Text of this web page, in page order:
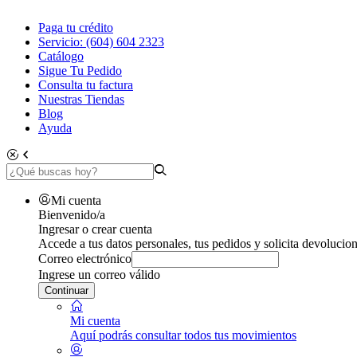
Paga tu crédito
Servicio: (604) 604 2323
Catálogo
Sigue Tu Pedido
Consulta tu factura
Nuestras Tiendas
Blog
Ayuda
Mi cuenta
Bienvenido/a
Ingresar o crear cuenta
Accede a tus datos personales, tus pedidos y solicita
Correo electrónico
Ingrese un correo válido
Continuar
Mi cuenta
Aquí podrás consultar todos tus movimientos